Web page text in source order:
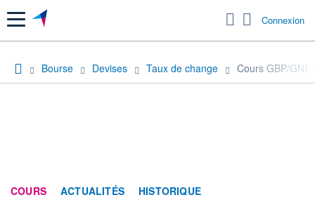
Menu Connexion
Bourse Devises Taux de change Cours GBP/GNF
COURS ACTUALITÉS HISTORIQUE